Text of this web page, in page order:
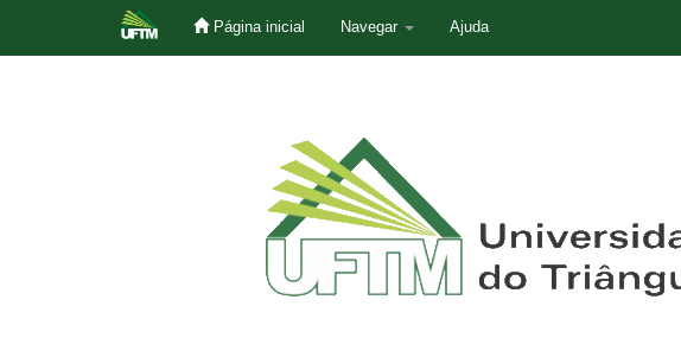
Página inicial Navegar Ajuda